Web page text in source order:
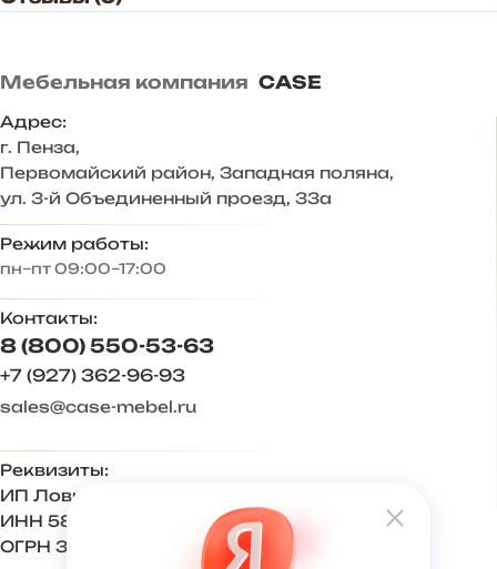
— Произвольное расположение модулей. Также есть
большинства и интерьеров.
— Дополнительные антресоли закрывают
пространство до потолка, больше места для хранения.
Корпус ЛДСП Венге, Дуб вотан
Фасад МДФ Графит софт
Задняя стенка – ХДФ 3 мм
— Антресоли крепятся к стене на навес регулируемый
механическими толкателями push-to-open.
— Регулируемая опора 20 мм, вместо нее можно
использовать подпятники 4 мм.
Увеличивать высоту комплекта мебели за счет
Мебельная компания CASE
Адрес:
г. Пенза,
Первомайский район, Западная поляна,
ул. 3-й Объединенный проезд, 33а
Режим работы:
пн–пт 09:00–17:00
Контакты:
8 (800) 550-53-63
+7 (927) 362-96-93
sales@case-mebel.ru
Реквизиты:
ИП Ловкова Ирина Евгеньевна
ИНН 583409650270
ОГРН 321583500001500